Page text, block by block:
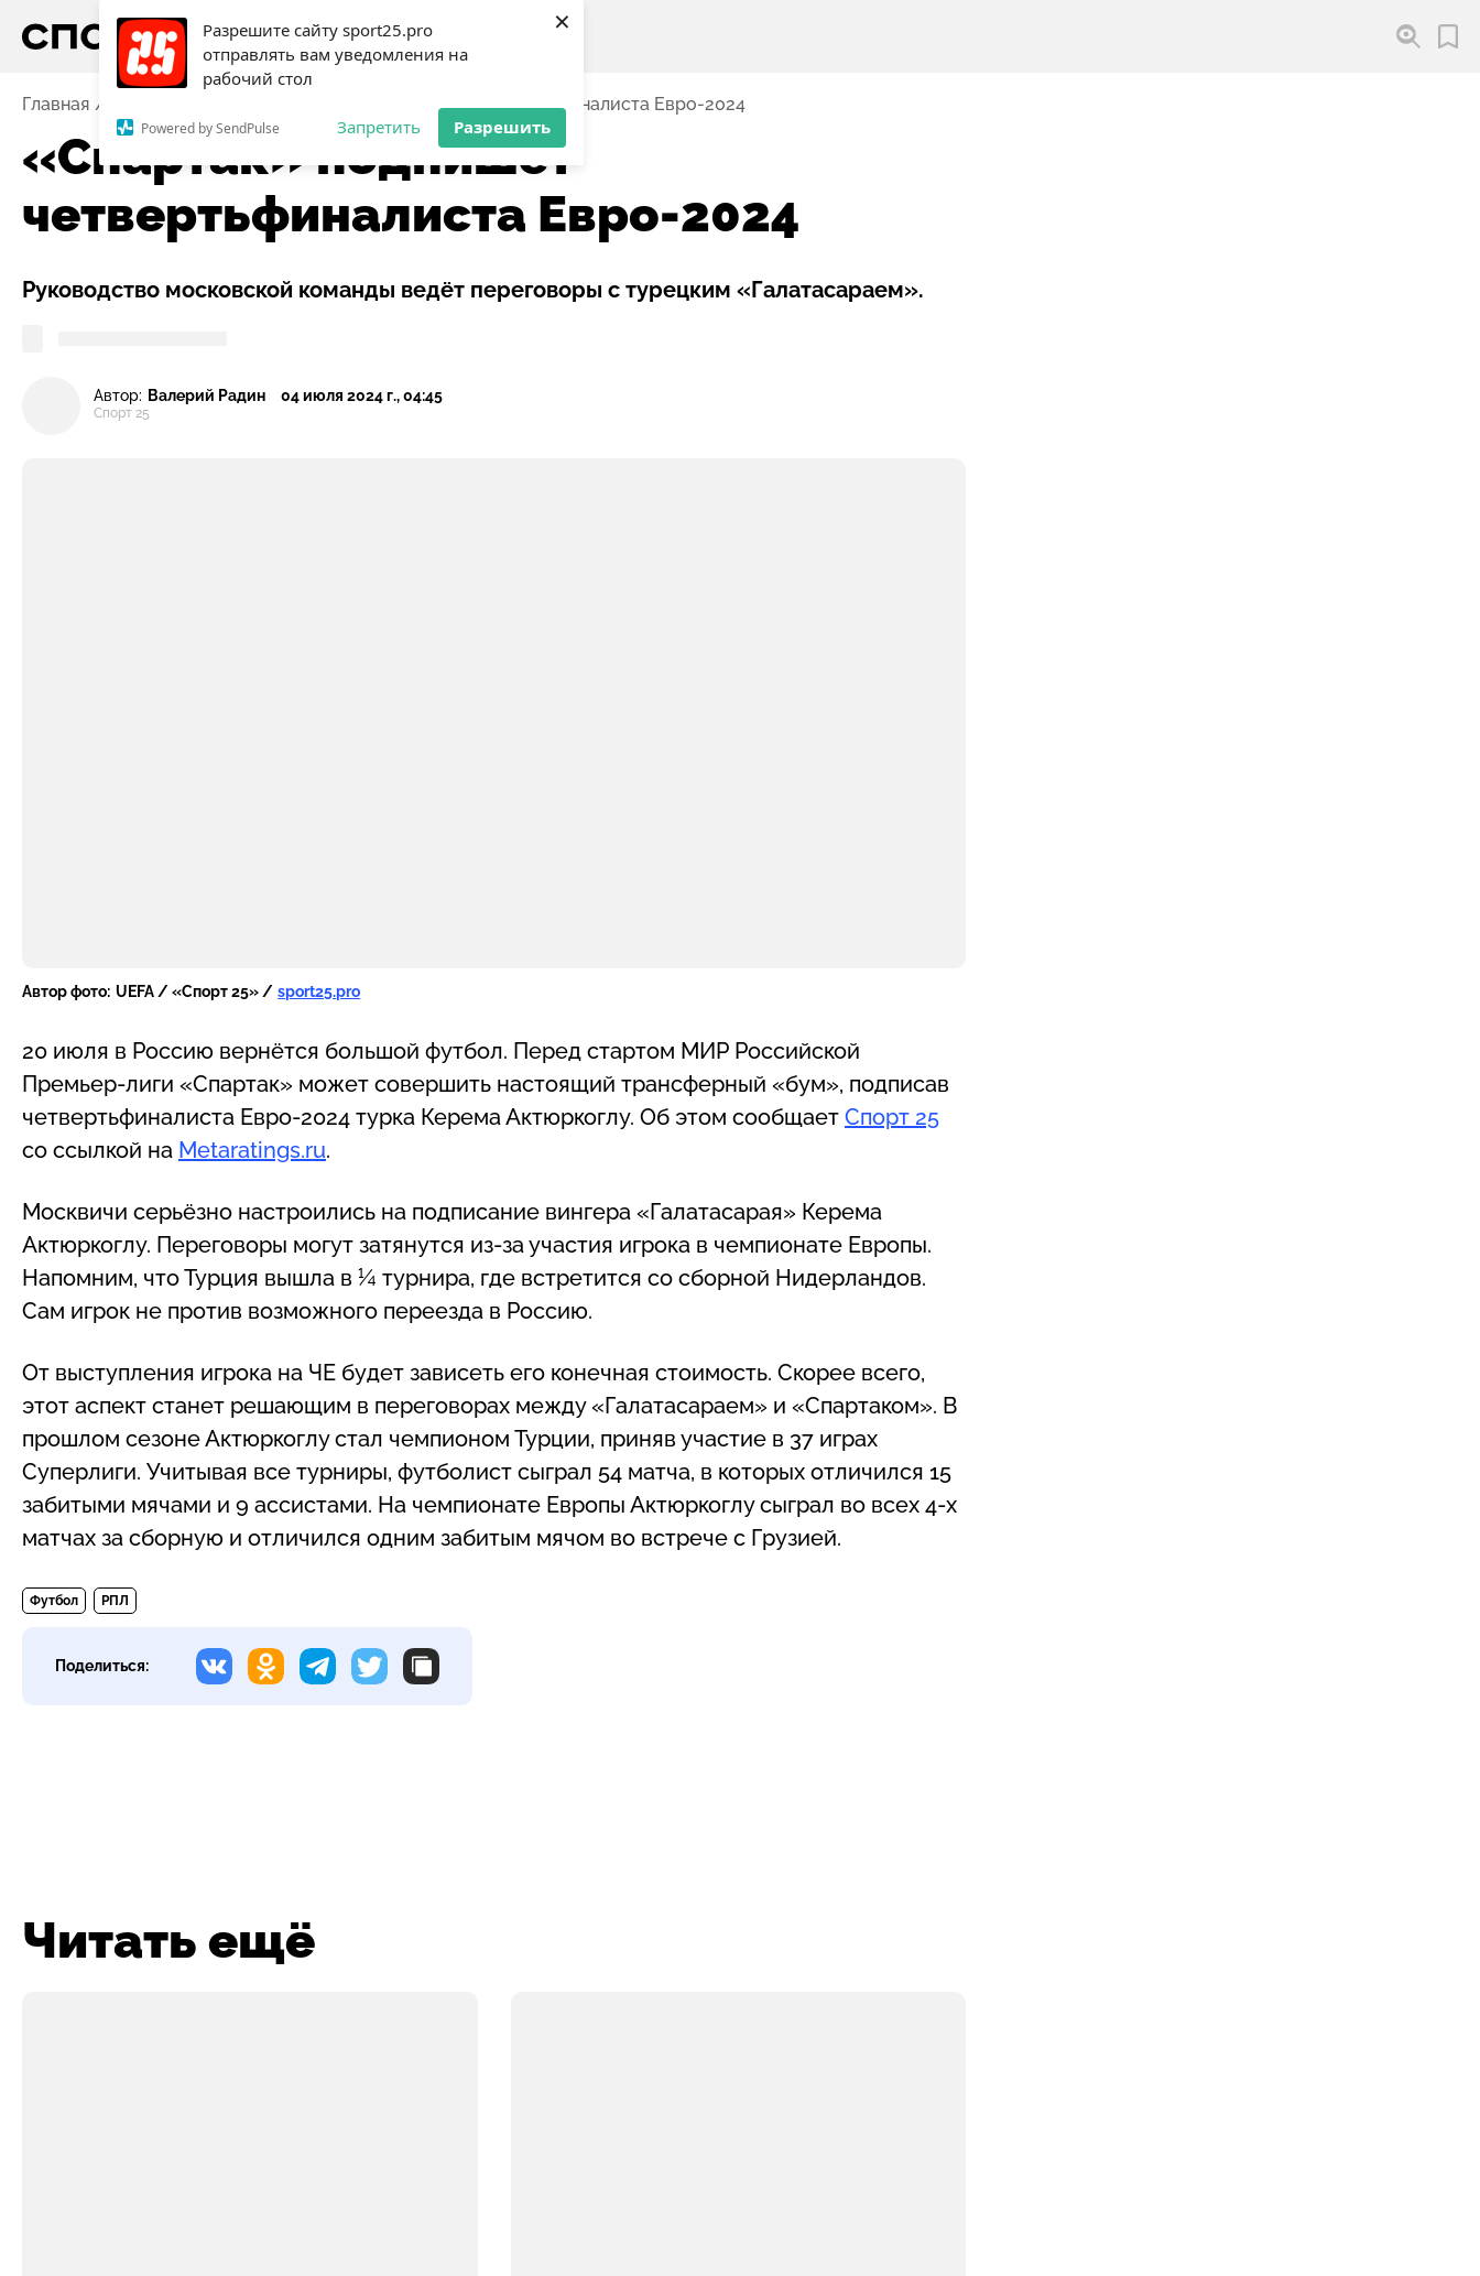
Разрешите сайту sport25.pro
отправлять вам уведомления на
рабочий стол
Powered by SendPulse Запретить Разрешить
×
Главная «Спартак» подпишет четвертьфиналиста Евро-2024
«Спартак» подпишет
четвертьфиналиста Евро-2024
Руководство московской команды ведёт переговоры с турецким «Галатасараем».
Автор: Валерий Радин
Спорт 25
04 июля 2024 г., 04:45
Автор фото: UEFA / «Спорт 25» / sport25.pro
20 июля в Россию вернётся большой футбол. Перед стартом МИР Российской
Премьер-лиги «Спартак» может совершить настоящий трансферный «бум», подписав
четвертьфиналиста Евро-2024 турка Керема Актюркоглу. Об этом сообщает Спорт 25
со ссылкой на Metaratings.ru.
Москвичи серьёзно настроились на подписание вингера «Галатасарая» Керема
Актюркоглу. Переговоры могут затянутся из-за участия игрока в чемпионате Европы.
Напомним, что Турция вышла в ¼ турнира, где встретится со сборной Нидерландов.
Сам игрок не против возможного переезда в Россию.
От выступления игрока на ЧЕ будет зависеть его конечная стоимость. Скорее всего,
этот аспект станет решающим в переговорах между «Галатасараем» и «Спартаком». В
прошлом сезоне Актюркоглу стал чемпионом Турции, приняв участие в 37 играх
Суперлиги. Учитывая все турниры, футболист сыграл 54 матча, в которых отличился 15
забитыми мячами и 9 ассистами. На чемпионате Европы Актюркоглу сыграл во всех 4-х
матчах за сборную и отличился одним забитым мячом во встрече с Грузией.
Футбол РПЛ
Поделиться:
Читать ещё